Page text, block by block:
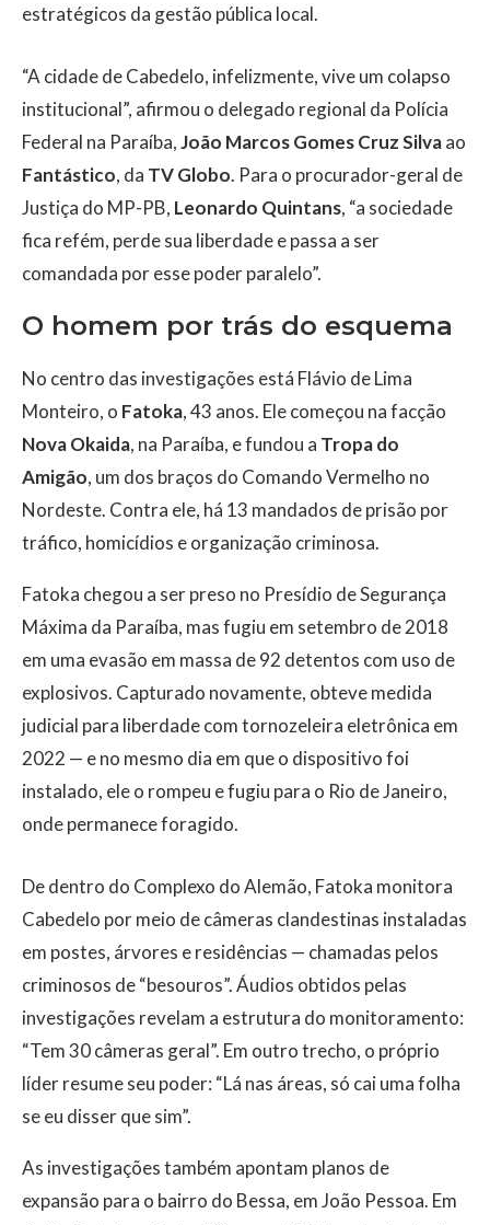
estratégicos da gestão pública local.
“A cidade de Cabedelo, infelizmente, vive um colapso
institucional”, afirmou o delegado regional da Polícia
Federal na Paraíba,João Marcos Gomes Cruz Silvaao
Fantástico, da TV Globo. Para o procurador-geral de
Justiça do MP-PB, Leonardo Quintans, “a sociedade
fica refém, perde sua liberdade e passa a ser
comandada por esse poder paralelo”.
O homem por trás do esquema
No centro das investigações está Flávio de Lima
Monteiro, o Fatoka, 43 anos. Ele começou na facção
Nova Okaida, na Paraíba, e fundou a Tropa do
Amigão, um dos braços do Comando Vermelho no
Nordeste. Contra ele, há 13 mandados de prisão por
tráfico, homicídios e organização criminosa.
Fatoka chegou a ser preso no Presídio de Segurança
Máxima da Paraíba, mas fugiu em setembro de 2018
em uma evasão em massa de 92 detentos com uso de
explosivos. Capturado novamente, obteve medida
judicial para liberdade com tornozeleira eletrônica em
2022 — e no mesmo dia em que o dispositivo foi
instalado, ele o rompeu e fugiu para o Rio de Janeiro,
onde permanece foragido.
De dentro do Complexo do Alemão, Fatoka monitora
Cabedelo por meio de câmeras clandestinas instaladas
em postes, árvores e residências — chamadas pelos
criminosos de “besouros”. Áudios obtidos pelas
investigações revelam a estrutura do monitoramento:
“Tem 30 câmeras geral”. Em outro trecho, o próprio
líder resume seu poder: “Lá nas áreas, só cai uma folha
se eu disser que sim”.
As investigações também apontam planos de
expansão para o bairro do Bessa, em João Pessoa. Em